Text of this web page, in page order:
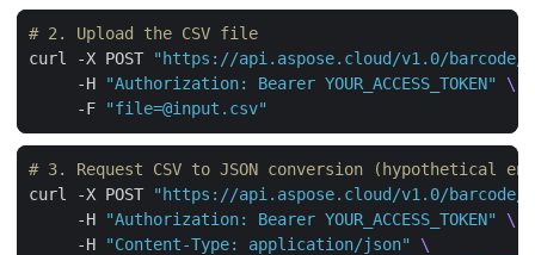
# 2. Upload the CSV file
curl -X POST "https://api.aspose.cloud/v1.0/
     -H
"Authorization: Bearer YOUR_ACCESS_TOKEN"
     -F
"file=@input.csv"
# 3. Request CSV to JSON conversion (hypothetical
curl -X POST "https://api.aspose.cloud/v1.0/
     -H
"Authorization: Bearer YOUR_ACCESS_TOKEN"
     -H
"Content-Type: application/json"